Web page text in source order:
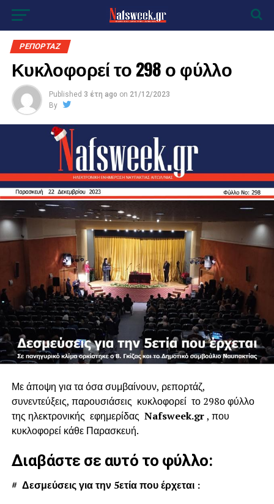
ΡΕΠΟΡΤΑΖ
Κυκλοφορεί το 298 ο φύλλο
Published 3 έτη ago on 21/12/2023
By
Με άποψη για τα όσα συμβαίνουν, ρεπορτάζ,
συνεντεύξεις, παρουσιάσεις κυκλοφορεί το 298ο φύλλο
της ηλεκτρονικής εφημερίδας Nafsweek.gr, που
κυκλοφορεί κάθε Παρασκευή.
Διαβάστε σε αυτό το φύλλο:
#Δεσμεύσεις για την 5ετία που έρχεται :